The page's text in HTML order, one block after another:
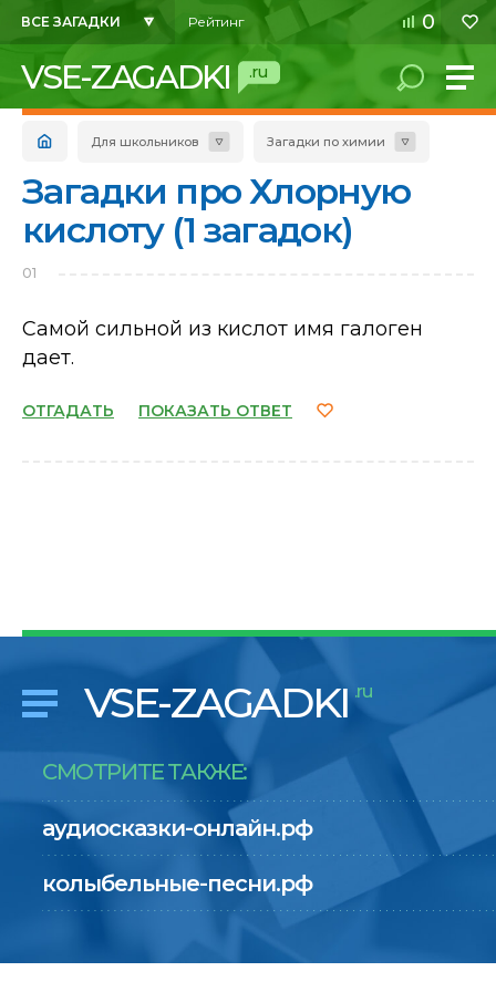
ВСЕ ЗАГАДКИ Рейтинг 0
VSE-ZAGADKI .ru
Для школьников Загадки по химии
Загадки про Хлорную
кислоту (1 загадок)
01
Самой сильной из кислот имя галоген
дает.
ОТГАДАТЬ ПОКАЗАТЬ ОТВЕТ
VSE-ZAGADKI .ru
СМОТРИТЕ ТАКЖЕ:
аудиосказки-онлайн.рф
колыбельные-песни.рф